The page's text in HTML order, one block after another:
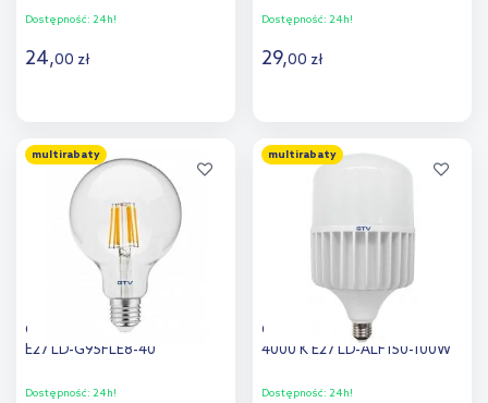
Dostępność: 24h!
24,00 zł
Dodaj do
porównania
Dostępność: 24h!
29,00 zł
Dodaj do
multirabaty
GTV żarówka 1x8 W 4000 K
E27 LD-G95FLE8-40
Dostępność: 24h!
multirabaty
GTV żarówka LED 1x97 W
4000 K E27 LD-ALF150-100W
Dostępność: 24h!